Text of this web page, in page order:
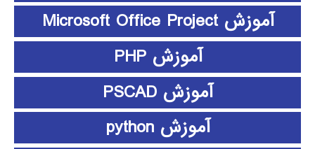
آموزش Microsoft Office Project
آموزش PHP
آموزش PSCAD
آموزش python